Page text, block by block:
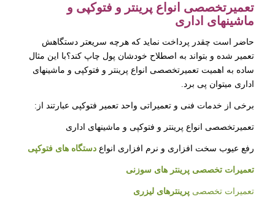
تعمیرتخصصی انواع پرینتر و فتوکپی و
ماشینهای اداری
حاضر است چقدر پرداخت نماید که هرچه سریعتر دستگاهش
تعمیر شده و بتواند به اصطلاح خودشان پول چاپ کند؟با این مثال
ساده به اهمیت تعمیرتخصصی انواع پرینتر و فتوکپی و ماشینهای
اداری میتوان پی برد.
برخی از خدمات فنی و تعمیراتی واحد تعمیر فتوکپی عبارتند از:
تعمیرتخصصی انواع پرینتر و فتوکپی و ماشینهای اداری
رفع عیوب سخت افزاری و نرم افزاری انواع دستگاه های فتوکپی
تعمیرات تخصصی پرینتر های سوزنی
تعمیرات تخصصی پرینترهای لیزری